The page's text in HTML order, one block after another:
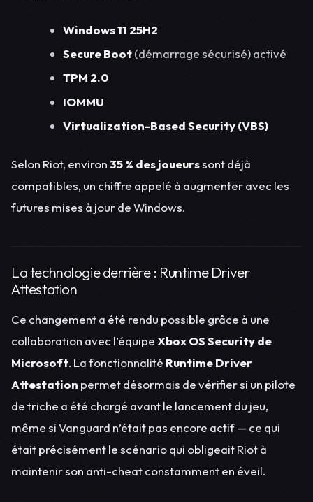
Windows 11 25H2
Secure Boot(démarrage sécurisé) activé
TPM 2.0
IOMMU
Virtualization-Based Security (VBS)
Selon Riot, environ35 % des joueurssont déjà
compatibles, un chiffre appelé à augmenter avec les
futures mises à jour de Windows.
La technologie derrière : Runtime Driver
Attestation
Ce changement a été rendu possible grâce à une
collaboration avec l’équipeXbox OS Security de
Microsoft. La fonctionnalité Runtime Driver
Attestation permet désormais de vérifier si un pilote
de triche a été chargé avant le lancement du jeu,
même si Vanguard n’était pas encore actif — ce qui
était précisément le scénario qui obligeait Riot à
maintenir son anti-cheat constamment en éveil.